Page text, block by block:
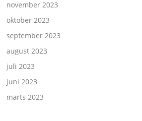
november 2023
oktober 2023
september 2023
august 2023
juli 2023
juni 2023
marts 2023